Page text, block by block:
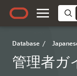
Database /
管理者ガ